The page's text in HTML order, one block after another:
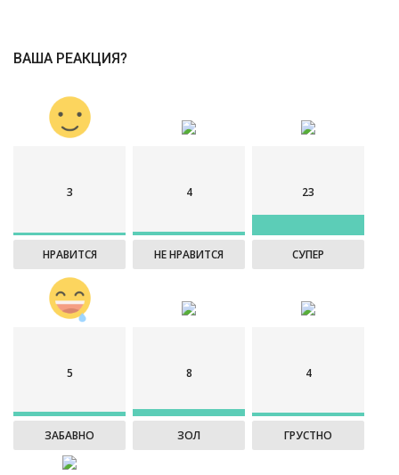
ВАША РЕАКЦИЯ?
3
НРАВИТСЯ
4
НЕ НРАВИТСЯ
23
СУПЕР
5
ЗАБАВНО
8
ЗОЛ
4
ГРУСТНО